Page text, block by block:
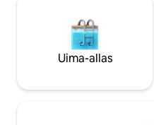
Uima-allas